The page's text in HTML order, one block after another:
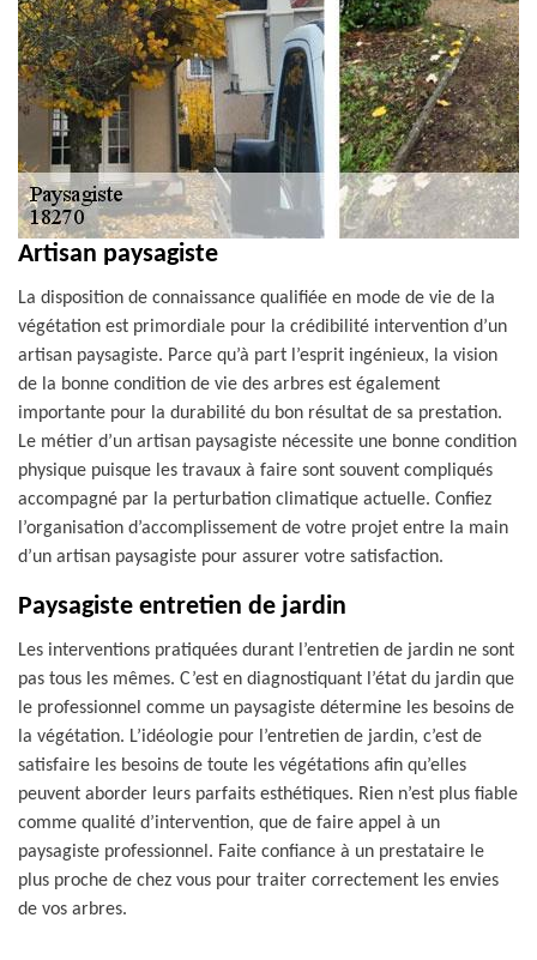
Artisan paysagiste
La disposition de connaissance qualifiée en mode de vie de la
végétation est primordiale pour la crédibilité intervention d’un
artisan paysagiste. Parce qu’à part l’esprit ingénieux, la vision
de la bonne condition de vie des arbres est également
importante pour la durabilité du bon résultat de sa prestation.
Le métier d’un artisan paysagiste nécessite une bonne condition
physique puisque les travaux à faire sont souvent compliqués
accompagné par la perturbation climatique actuelle. Confiez
l’organisation d’accomplissement de votre projet entre la main
d’un artisan paysagiste pour assurer votre satisfaction.
Paysagiste entretien de jardin
Les interventions pratiquées durant l’entretien de jardin ne sont
pas tous les mêmes. C’est en diagnostiquant l’état du jardin que
le professionnel comme un paysagiste détermine les besoins de
la végétation. L’idéologie pour l’entretien de jardin, c’est de
satisfaire les besoins de toute les végétations afin qu’elles
peuvent aborder leurs parfaits esthétiques. Rien n’est plus fiable
comme qualité d’intervention, que de faire appel à un
paysagiste professionnel. Faite confiance à un prestataire le
plus proche de chez vous pour traiter correctement les envies
de vos arbres.